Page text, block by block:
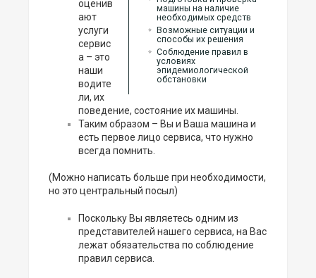
машины на наличие
необходимых средств
Возможные ситуации и
способы их решения
Соблюдение правил в
условиях
эпидемиологической
обстановки
оценив
ают
услуги
сервис
а – это
наши
водите
ли, их
поведение, состояние их машины.
Таким образом – Вы и Ваша машина и
есть первое лицо сервиса, что нужно
всегда помнить.
(Можно написать больше при необходимости,
но это центральный посыл)
Поскольку Вы являетесь одним из
представителей нашего сервиса, на Вас
лежат обязательства по соблюдение
правил сервиса.